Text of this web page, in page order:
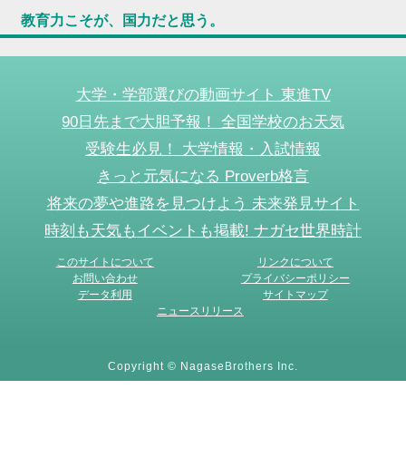
教育力こそが、国力だと思う。
大学・学部選びの動画サイト 東進TV
90日先まで大胆予報！ 全国学校のお天気
受験生必見！ 大学情報・入試情報
きっと元気になる Proverb格言
将来の夢や進路を見つけよう 未来発見サイト
時刻も天気もイベントも掲載! ナガセ世界時計
このサイトについて
リンクについて
お問い合わせ
プライバシーポリシー
データ利用
サイトマップ
ニュースリリース
Copyright © NagaseBrothers Inc.